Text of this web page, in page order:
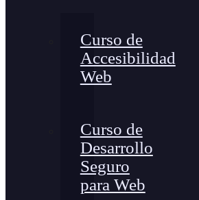
Curso de
Accesibilidad
Web
Curso de
Desarrollo
Seguro
para Web